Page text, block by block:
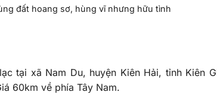
đất hoang sơ, hùng vĩ nhưng hữu tình
tại xã Nam Du, huyện Kiên Hải, tỉnh Kiên
60km về phía Tây Nam.